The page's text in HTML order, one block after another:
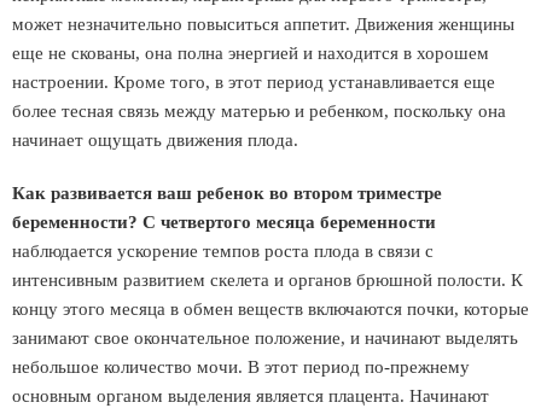
может незначительно повыситься аппетит. Движения женщины
еще не скованы, она полна энергией и находится в хорошем
настроении. Кроме того, в этот период устанавливается еще
более тесная связь между матерью и ребенком, поскольку она
начинает ощущать движения плода.
Как развивается ваш ребенок во втором триместре
беременности? С четвертого месяца беременности
наблюдается ускорение темпов роста плода в связи с
интенсивным развитием скелета и органов брюшной полости. К
концу этого месяца в обмен веществ включаются почки, которые
занимают свое окончательное положение, и начинают выделять
небольшое количество мочи. В этот период по-прежнему
основным органом выделения является плацента. Начинают